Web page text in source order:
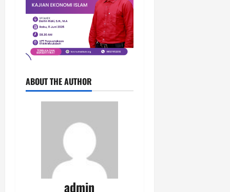
ABOUT THE AUTHOR
admin